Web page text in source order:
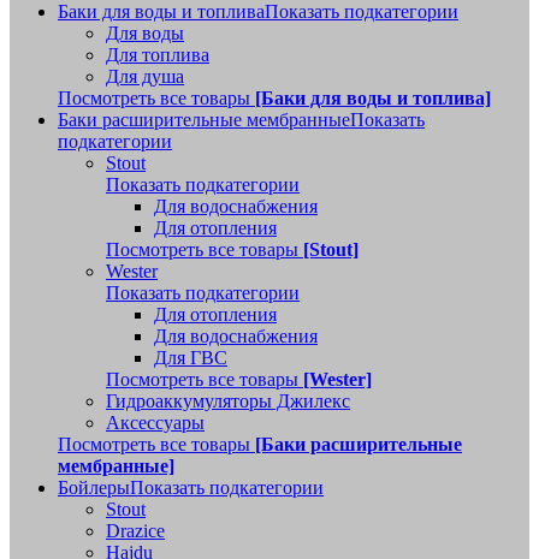
Баки для воды и топливаПоказать подкатегории
Для воды
Для топлива
Для душа
Посмотреть все товары [Баки для воды и топлива]
Баки расширительные мембранныеПоказать
подкатегории
Stout
Показать подкатегории
Для водоснабжения
Для отопления
Посмотреть все товары [Stout]
Wester
Показать подкатегории
Для отопления
Для водоснабжения
Для ГВС
Посмотреть все товары [Wester]
Гидроаккумуляторы Джилекс
Аксессуары
Посмотреть все товары [Баки расширительные
мембранные]
БойлерыПоказать подкатегории
Stout
Drazice
Hajdu